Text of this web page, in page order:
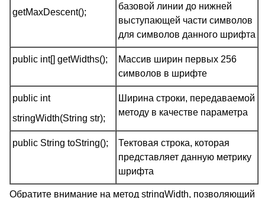
getMaxDescent();
базовой линии до нижней
выступающей части символов
для символов данного шрифта
public int[] getWidths();
Массив ширин первых 256
символов в шрифте
public int
stringWidth(String str);
Ширина строки, передаваемой
методу в качестве параметра
public String toString();
Тектовая строка, которая
представляет данную метрику
шрифта
Обратите внимание на метод stringWidth, позволяющий